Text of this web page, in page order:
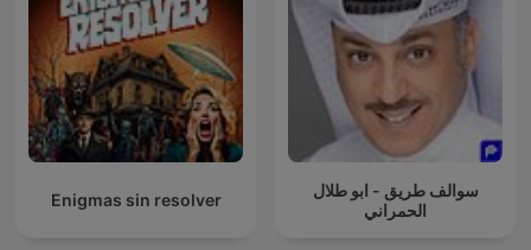
Enigmas sin resolver
سوالف طريق - ابو طلال
الحمراني